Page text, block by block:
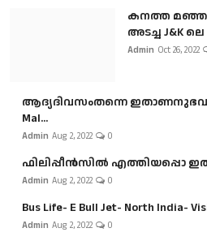
കനത്ത
അടച്ച J&K
Admin Oct 26, 2022
ആദ്യദിവസംതന്നെ ഇതാണനുഭവം! -
Mal...
Admin Aug 2, 2022 0
ഫിലിപ്പീൻസിൽ എത്തിയപ്പൊ
Admin Aug 2, 2022 0
Bus Life- E Bull Jet- North India-
Admin Aug 2, 2022 0